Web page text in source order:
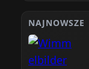
NAJNOWSZE